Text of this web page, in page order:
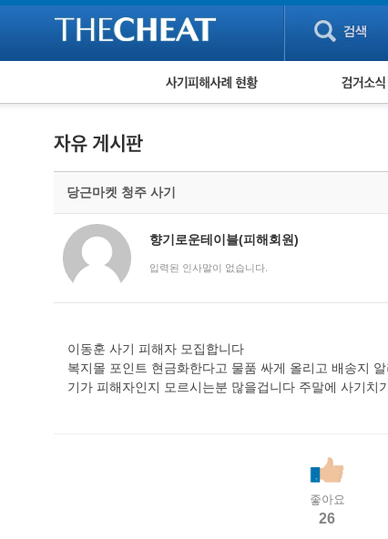
피해사례 현황
보이스피싱 피해사례
유해사이트 목록
비공개 피해사례
워킹홀리데이 피해사례
검거 소식
당근마켓 청주 사기
향기로운테이블(피해회원)
입력된 인사말이 없습니다.
이동훈 사기 피해자 모집합니다
복지몰 포인트 현금화한다고 물품 싸게 올리고 배송지
기가 피해자인지 모르시는분 많을겁니다 주말에 사기치
좋아요
26